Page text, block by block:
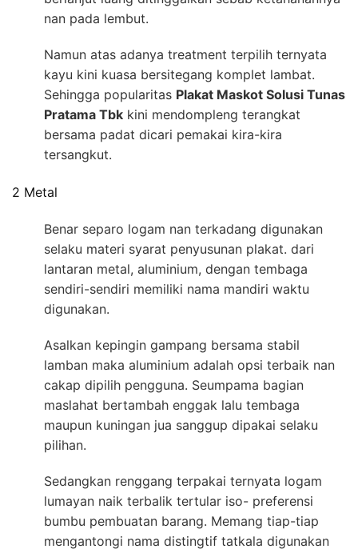
nan pada lembut.
Namun atas adanya treatment terpilih ternyata
kayu kini kuasa bersitegang komplet lambat.
Sehingga popularitas Plakat Maskot Solusi Tunas
Pratama Tbk kini mendompleng terangkat
bersama padat dicari pemakai kira-kira
tersangkut.
2 Metal
Benar separo logam nan terkadang digunakan
selaku materi syarat penyusunan plakat. dari
lantaran metal, aluminium, dengan tembaga
sendiri-sendiri memiliki nama mandiri waktu
digunakan.
Asalkan kepingin gampang bersama stabil
lamban maka aluminium adalah opsi terbaik nan
cakap dipilih pengguna. Seumpama bagian
maslahat bertambah enggak lalu tembaga
maupun kuningan jua sanggup dipakai selaku
pilihan.
Sedangkan renggang terpakai ternyata logam
lumayan naik terbalik tertular iso- preferensi
bumbu pembuatan barang. Memang tiap-tiap
mengantongi nama distingtif tatkala digunakan